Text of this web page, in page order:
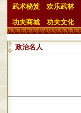
武术秘笈 欢乐武林
功夫商城 功夫文化
政治名人